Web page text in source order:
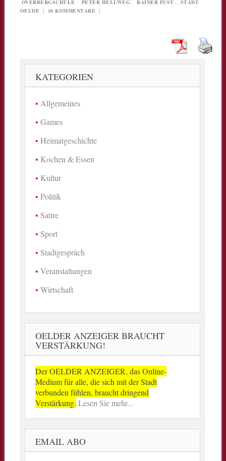
OVERBERGSCHULE PETER HELLWEG RAINER FUST
STADT
OELDE | 10 KOMMENTARE |
KATEGORIEN
Allgemeines
Games
Heimatgeschichte
Kochen & Essen
Kultur
Politik
Satire
Sport
Stadtgespräch
Veranstaltungen
Wirtschaft
OELDER ANZEIGER BRAUCHT
VERSTÄRKUNG!
Der OELDER ANZEIGER, das Online-
Medium für alle, die sich mit der Stadt
verbunden fühlen, braucht dringend
Verstärkung. Lesen Sie mehr...
EMAIL ABO